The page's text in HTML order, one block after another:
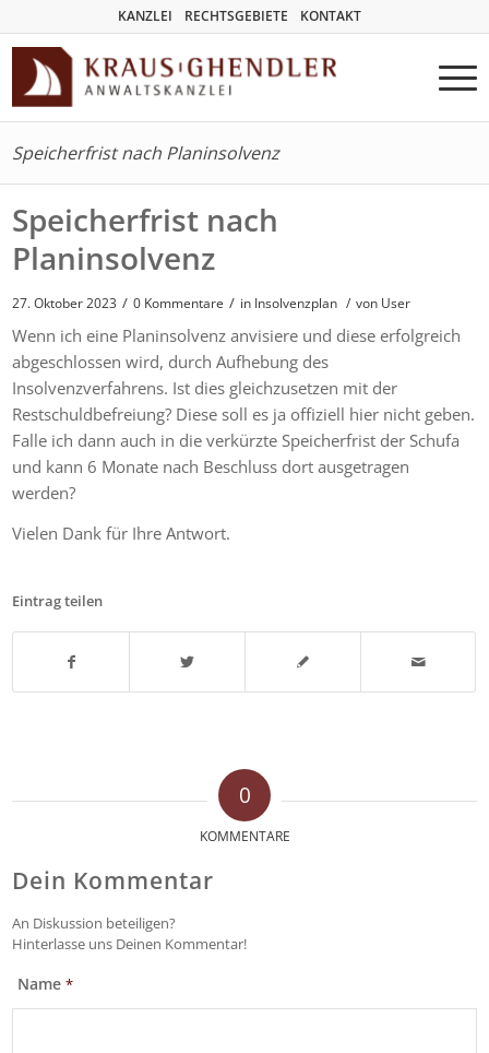
KANZLEI RECHTSGEBIETE KONTAKT
Speicherfrist nach Planinsolvenz
Speicherfrist nach
Planinsolvenz
27. Oktober 2023 / 0 Kommentare / in Insolvenzplan / von User
Wenn ich eine Planinsolvenz anvisiere und diese erfolgreich
abgeschlossen wird, durch Aufhebung des
Insolvenzverfahrens. Ist dies gleichzusetzen mit der
Restschuldbefreiung? Diese soll es ja offiziell hier nicht geben.
Falle ich dann auch in die verkürzte Speicherfrist der Schufa
und kann 6 Monate nach Beschluss dort ausgetragen
werden?
Vielen Dank für Ihre Antwort.
Eintrag teilen
0
KOMMENTARE
Dein Kommentar
An Diskussion beteiligen?
Hinterlasse uns Deinen Kommentar!
Name*